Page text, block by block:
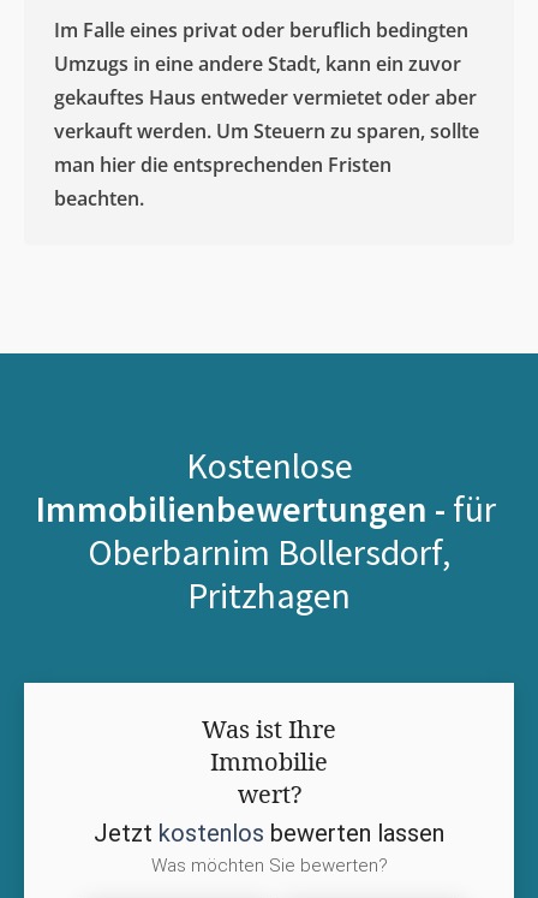
Im Falle eines privat oder beruflich bedingten
Umzugs in eine andere Stadt, kann ein zuvor
gekauftes Haus entweder vermietet oder aber
verkauft werden. Um Steuern zu sparen, sollte
man hier die entsprechenden Fristen
beachten.
Kostenlose
Immobilienbewertungen - für
Oberbarnim Bollersdorf,
Pritzhagen
Was ist Ihre
Immobilie
wert?
Jetzt kostenlos bewerten lassen
Was möchten Sie bewerten?